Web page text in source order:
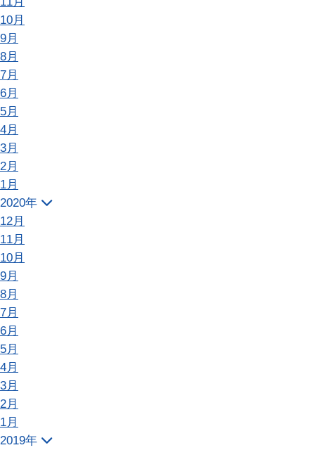
10月
9月
8月
7月
6月
5月
4月
3月
2月
1月
2020年
12月
11月
10月
9月
8月
7月
6月
5月
4月
3月
2月
1月
2019年